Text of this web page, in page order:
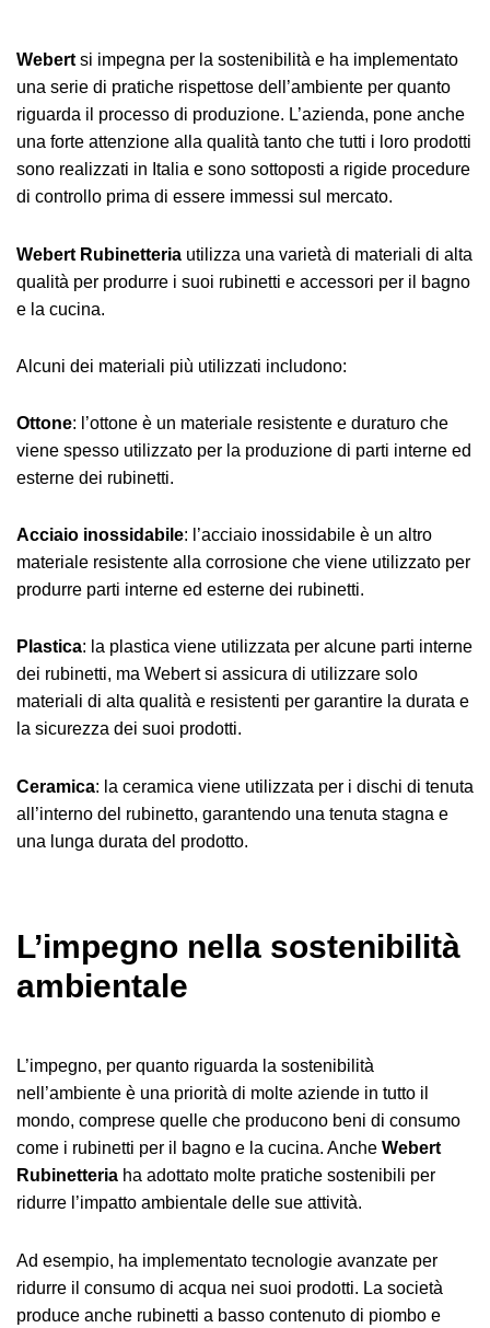
Webertsi impegna per la sostenibilità e ha implementato
una serie di pratiche rispettose dell’ambiente per quanto
riguarda il processo di produzione. L’azienda, pone anche
una forte attenzione alla qualità tanto che tutti i loro prodotti
sono realizzati in Italia e sono sottoposti a rigide procedure
di controllo prima di essere immessi sul mercato.
Webert Rubinetteria utilizza una varietà di materiali di alta
qualità per produrre i suoi rubinetti e accessori per il bagno
e la cucina.
Alcuni dei materiali più utilizzati includono:
Ottone: l’ottone è un materiale resistente e duraturo che
viene spesso utilizzato per la produzione di parti interne ed
esterne dei rubinetti.
Acciaio inossidabile: l’acciaio inossidabile è un altro
materiale resistente alla corrosione che viene utilizzato per
produrre parti interne ed esterne dei rubinetti.
Plastica: la plastica viene utilizzata per alcune parti interne
dei rubinetti, ma Webert si assicura di utilizzare solo
materiali di alta qualità e resistenti per garantire la durata e
la sicurezza dei suoi prodotti.
Ceramica: la ceramica viene utilizzata per i dischi di tenuta
all’interno del rubinetto, garantendo una tenuta stagna e
una lunga durata del prodotto.
L’impegno nella sostenibilità
ambientale
L’impegno, per quanto riguarda la sostenibilità
nell’ambiente è una priorità di molte aziende in tutto il
mondo, comprese quelle che producono beni di consumo
come i rubinetti per il bagno e la cucina. Anche Webert
Rubinetteria ha adottato molte pratiche sostenibili per
ridurre l’impatto ambientale delle sue attività.
Ad esempio, ha implementato tecnologie avanzate per
ridurre il consumo di acqua nei suoi prodotti. La società
produce anche rubinetti a basso contenuto di piombo e